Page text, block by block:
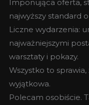
Imponująca oferta,
najwyższy standard
Liczne wydarzenia:
najważniejszymi
warsztaty i pokazy.
Wszystko to
wyjątkowa.
Polecam osobiście.